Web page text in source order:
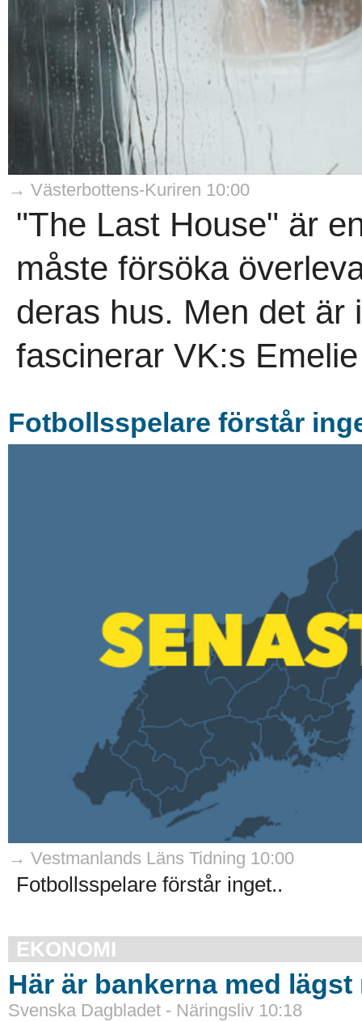
→ Västerbottens-Kuriren 10:00
"The Last House" är
måste försöka
deras hus. Men det är
fascinerar VK:s
Fotbollsspelare förstår
→ Vestmanlands Läns Tidning 10:00
Fotbollsspelare förstår inget..
EKONOMI
Här är bankerna med
Svenska Dagbladet - Näringsliv 10:18